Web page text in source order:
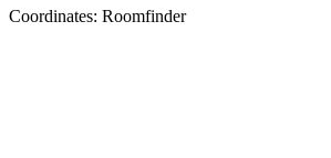
Coordinates: Roomfinder